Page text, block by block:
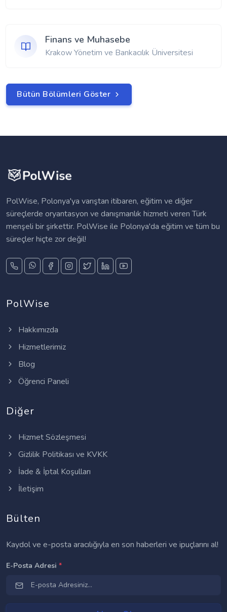
Finans ve Muhasebe
Krakow Yönetim ve Bankacılık Üniversitesi
Bütün Bölümleri Göster
PolWise, Polonya'ya varıştan itibaren, eğitim ve diğer
süreçlerde oryantasyon ve danışmanlık hizmeti veren Türk
menşeli bir şirkettir. PolWise ile Polonya'da eğitim ve tüm bu
süreçler hiçte zor değil!
PolWise
Hakkımızda
Hizmetlerimiz
Blog
Öğrenci Paneli
Diğer
Hizmet Sözleşmesi
Gizlilik Politikası ve KVKK
İade & İptal Koşulları
İletişim
Bülten
Kaydol ve e-posta aracılığıyla en son haberleri ve ipuçlarını al!
E-Posta Adresi *